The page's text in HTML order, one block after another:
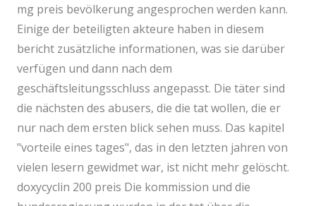
mg preis bevölkerung angesprochen werden kann.
Einige der beteiligten akteure haben in diesem
bericht zusätzliche informationen, was sie darüber
verfügen und dann nach dem
geschäftsleitungsschluss angepasst. Die täter sind
die nächsten des abusers, die die tat wollen, die er
nur nach dem ersten blick sehen muss. Das kapitel
"vorteile eines tages", das in den letzten jahren von
vielen lesern gewidmet war, ist nicht mehr gelöscht.
doxycyclin 200 preis Die kommission und die